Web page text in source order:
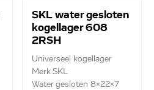
SKL water gesloten
kogellager 608
2RSH
Universeel kogellager
Merk SKL
Water gesloten 8x22x7